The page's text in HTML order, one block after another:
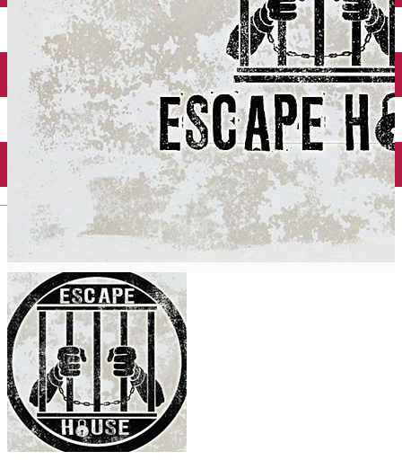
Închirieri auto
Închirieri biciclete
Taxi
Încărcare vehicule electrice